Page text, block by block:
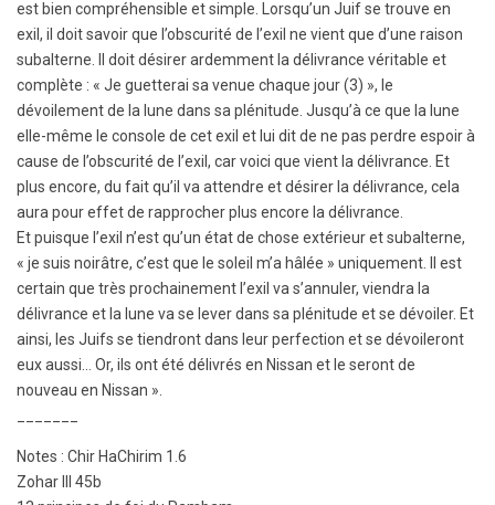
est bien compréhensible et simple. Lorsqu’un Juif se trouve en
exil, il doit savoir que l’obscurité de l’exil ne vient que d’une raison
subalterne. Il doit désirer ardemment la délivrance véritable et
complète : « Je guetterai sa venue chaque jour (3) », le
dévoilement de la lune dans sa plénitude. Jusqu’à ce que la lune
elle-même le console de cet exil et lui dit de ne pas perdre espoir à
cause de l’obscurité de l’exil, car voici que vient la délivrance. Et
plus encore, du fait qu’il va attendre et désirer la délivrance, cela
aura pour effet de rapprocher plus encore la délivrance.
Et puisque l’exil n’est qu’un état de chose extérieur et subalterne,
« je suis noirâtre, c’est que le soleil m’a hâlée » uniquement. Il est
certain que très prochainement l’exil va s’annuler, viendra la
délivrance et la lune va se lever dans sa plénitude et se dévoiler. Et
ainsi, les Juifs se tiendront dans leur perfection et se dévoileront
eux aussi… Or, ils ont été délivrés en Nissan et le seront de
nouveau en Nissan ».
Notes : Chir HaChirim 1.6
Zohar III 45b